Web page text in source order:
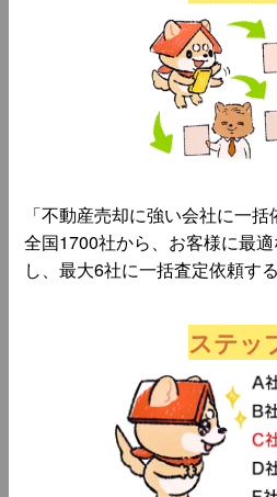
「不動産売却に強い会社に一括
全国1700社から、お客様に最
し、最大6社に一括査定依頼す
ステッ